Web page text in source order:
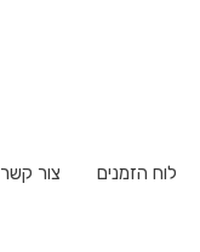
לוח הזמנים צור קשר